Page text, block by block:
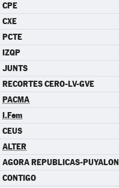
CPE
CXE
PCTE
IZQP
JUNTS
RECORTES CERO-LV-GVE
PACMA
I.Fem
CEUS
ALTER
AGORA REPUBLICAS-PUYALON
CONTIGO